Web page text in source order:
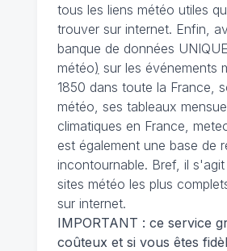
tous les liens météo utiles
trouver sur internet. Enfin,
banque de données UNIQUE
météo) sur les événements
1850 dans toute la France,
météo, ses tableaux
climatiques en France,
est également une base de
incontournable. Bref, il
sites météo les plus
sur internet.
IMPORTANT : ce service
coûteux et si vous êtes